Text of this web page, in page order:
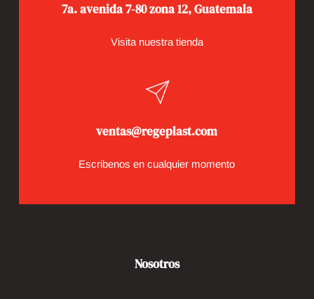
7a. avenida 7-80 zona 12, Guatemala
Visita nuestra tienda
ventas@regeplast.com
Escribenos en cualquier momento
Nosotros